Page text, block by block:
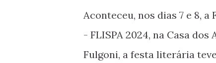
Aconteceu, nos dias 7 e 8,
- FLISPA 2024, na Casa
Fulgoni, a festa literária